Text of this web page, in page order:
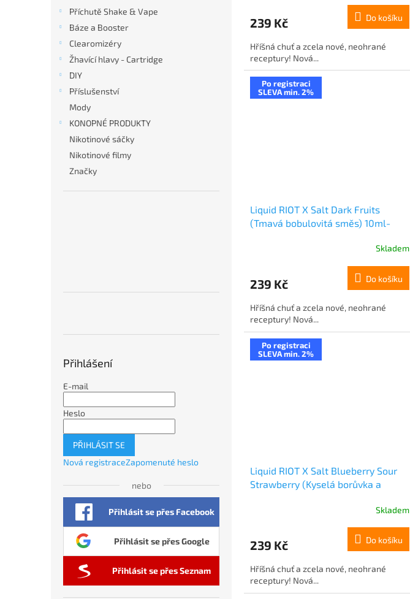
Příchutě Shake & Vape
Báze a Booster
Clearomizéry
Žhavící hlavy - Cartridge
DIY
Příslušenství
Mody
KONOPNÉ PRODUKTY
Nikotinové sáčky
Nikotinové filmy
Značky
Přihlášení
E-mail
Heslo
PŘIHLÁSIT SE
Nová registraceZapomenuté heslo
nebo
Přihlásit se přes Facebook
Přihlásit se přes Google
Přihlásit se přes Seznam
239 Kč Do košíku
Hříšná chuť a zcela nové, neohrané
receptury! Nová...
Po registraci
SLEVA min. 2%
Liquid RIOT X Salt Dark Fruits
(Tmavá bobulovitá směs) 10ml-
Skladem
239 Kč Do košíku
Hříšná chuť a zcela nové, neohrané
receptury! Nová...
Po registraci
SLEVA min. 2%
Liquid RIOT X Salt Blueberry Sour
Strawberry (Kyselá borůvka a
Skladem
239 Kč Do košíku
Hříšná chuť a zcela nové, neohrané
receptury! Nová...